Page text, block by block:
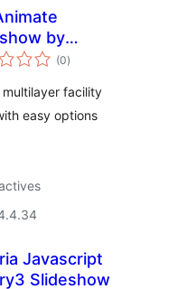
by
(0puntuacions
totals
)
facility
easy options
Javascript
Slideshow